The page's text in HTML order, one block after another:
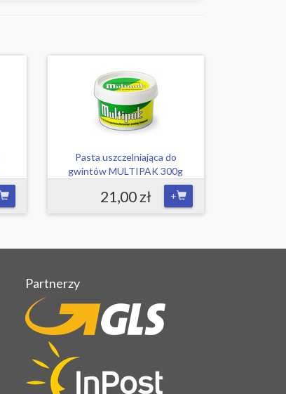
Pasta uszczelniająca do
gwintów MULTIPAK 300g
21,00 zł +
Partnerzy